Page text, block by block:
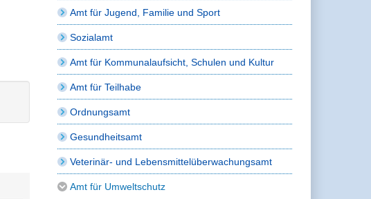
Amt für Jugend, Familie und Sport
Sozialamt
Amt für Kommunalaufsicht, Schulen und Kultur
Amt für Teilhabe
Ordnungsamt
Gesundheitsamt
Veterinär- und Lebensmittelüberwachungsamt
Amt für Umweltschutz